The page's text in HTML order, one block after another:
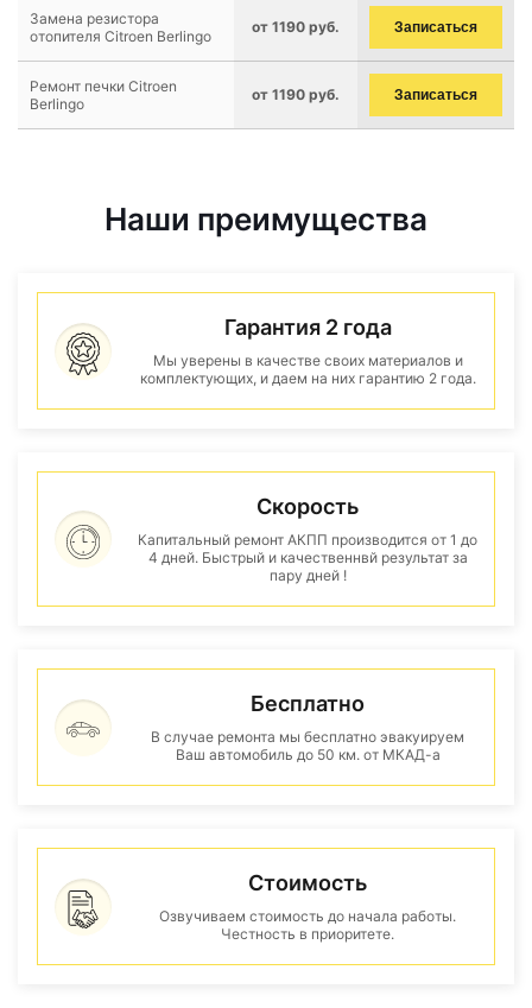
Замена резистора
отопителя Citroen Berlingo
от 1190 руб. Записаться
Ремонт печки Citroen
Berlingo
от 1190 руб. Записаться
Наши преимущества
Гарантия 2 года
Мы уверены в качестве своих материалов и
комплектующих, и даем на них гарантию 2 года.
Скорость
Капитальный ремонт АКПП производится от 1 до
4 дней. Быстрый и качественнвй результат за
пару дней !
Бесплатно
В случае ремонта мы бесплатно эвакуируем
Ваш автомобиль до 50 км. от МКАД-а
Стоимость
Озвучиваем стоимость до начала работы.
Честность в приоритете.